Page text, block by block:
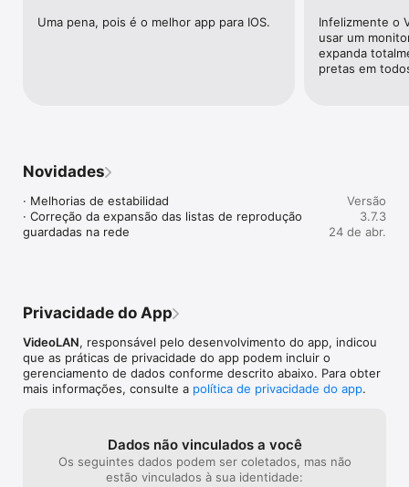
Uma pena, pois é o melhor app para IOS.
Infelizmente o
usar um
expanda
pretas em
Novidades
· Melhorias de estabilidad
· Correção da expansão das listas de reprodução
guardadas na rede
Versão
3.7.3
24 de abr.
Privacidade do App
VideoLAN, responsável pelo desenvolvimento do app, indicou
que as práticas de privacidade do app podem incluir o
gerenciamento de dados conforme descrito abaixo. Para obter
mais informações, consulte a política de privacidade do app.
Dados não vinculados a você
Os seguintes dados podem ser coletados, mas não
estão vinculados à sua identidade: